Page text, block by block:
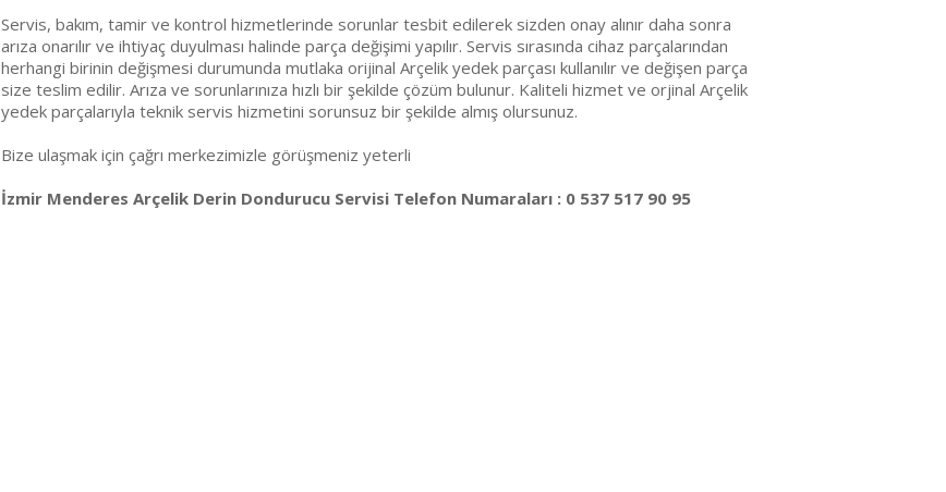
Servis, bakım, tamir ve kontrol hizmetlerinde sorunlar tesbit edilerek sizden onay alınır daha sonra
arıza onarılır ve ihtiyaç duyulması halinde parça değişimi yapılır. Servis sırasında cihaz parçalarından
herhangi birinin değişmesi durumunda mutlaka orijinal Arçelik yedek parçası kullanılır ve değişen parça
size teslim edilir. Arıza ve sorunlarınıza hızlı bir şekilde çözüm bulunur. Kaliteli hizmet ve orjinal Arçelik
yedek parçalarıyla teknik servis hizmetini sorunsuz bir şekilde almış olursunuz.
Bize ulaşmak için çağrı merkezimizle görüşmeniz yeterli
İzmir Menderes Arçelik Derin Dondurucu Servisi Telefon Numaraları : 0 537 517 90 95